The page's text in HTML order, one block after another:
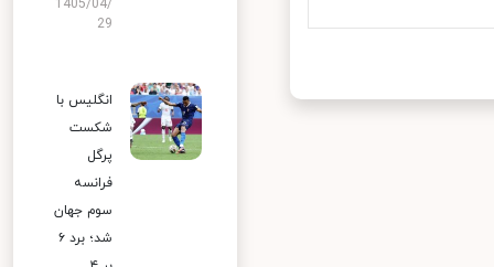
1405/04/
29
انگلیس با
شکست
پرگل
فرانسه
سوم جهان
شد؛ برد ۶